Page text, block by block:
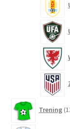
Trening